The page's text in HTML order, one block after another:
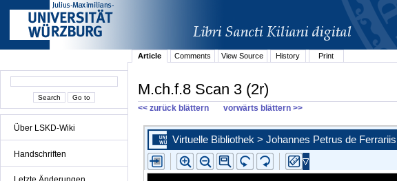
Über LSKD-Wiki
Handschriften
Article
Comments View Source History Print
M.ch.f.8 Scan 3 (2r)
<< zurück blättern vorwärts blättern >>